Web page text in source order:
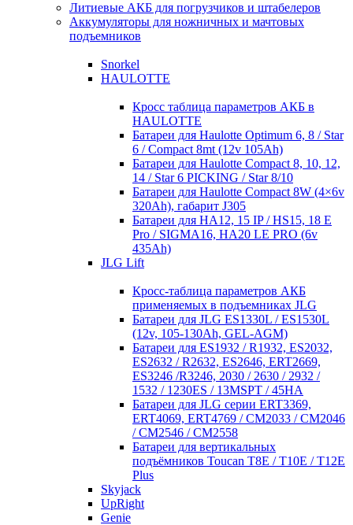
Литиевые АКБ для погрузчиков и штабелеров
Аккумуляторы для ножничных и мачтовых
подъемников
Snorkel
HAULOTTE
Кросc таблица параметров АКБ в
HAULOTTE
Батареи для Haulotte Optimum 6, 8 / Star
6 / Compact 8mt (12v 105Ah)
Батареи для Haulotte Compact 8, 10, 12,
14 / Star 6 PICKING / Star 8/10
Батареи для Haulotte Compact 8W (4×6v
320Ah), габарит J305
Батареи для HA12, 15 IP / HS15, 18 E
Pro / SIGMA16, HA20 LE PRO (6v
435Ah)
JLG Lift
Кросc-таблица параметров АКБ
применяемых в подъемниках JLG
Батареи для JLG ES1330L / ES1530L
(12v, 105-130Ah, GEL-AGM)
Батареи для ES1932 / R1932, ES2032,
ES2632 / R2632, ES2646, ERT2669,
ES3246 /R3246, 2030 / 2630 / 2932 /
1532 / 1230ES / 13MSPT / 45HA
Батареи для JLG серии ERT3369,
ERT4069, ERT4769 / CM2033 / CM2046
/ CM2546 / CM2558
Батареи для вертикальных
подъёмников Toucan T8E / T10E / T12E
Plus
Skyjack
UpRight
Genie